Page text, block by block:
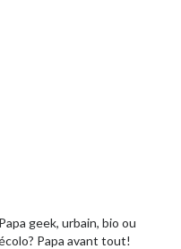
Papa geek, urbain, bio ou
Papa avant tout!